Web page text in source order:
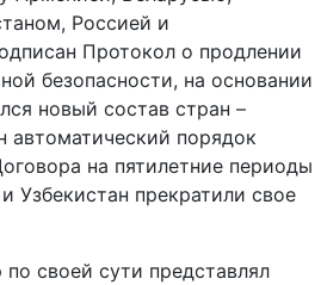
Россией и
Протокол о продлении
безопасности, на основании
новый состав стран –
автоматический порядок
на пятилетние периоды
Узбекистан прекратили свое
своей сути представлял